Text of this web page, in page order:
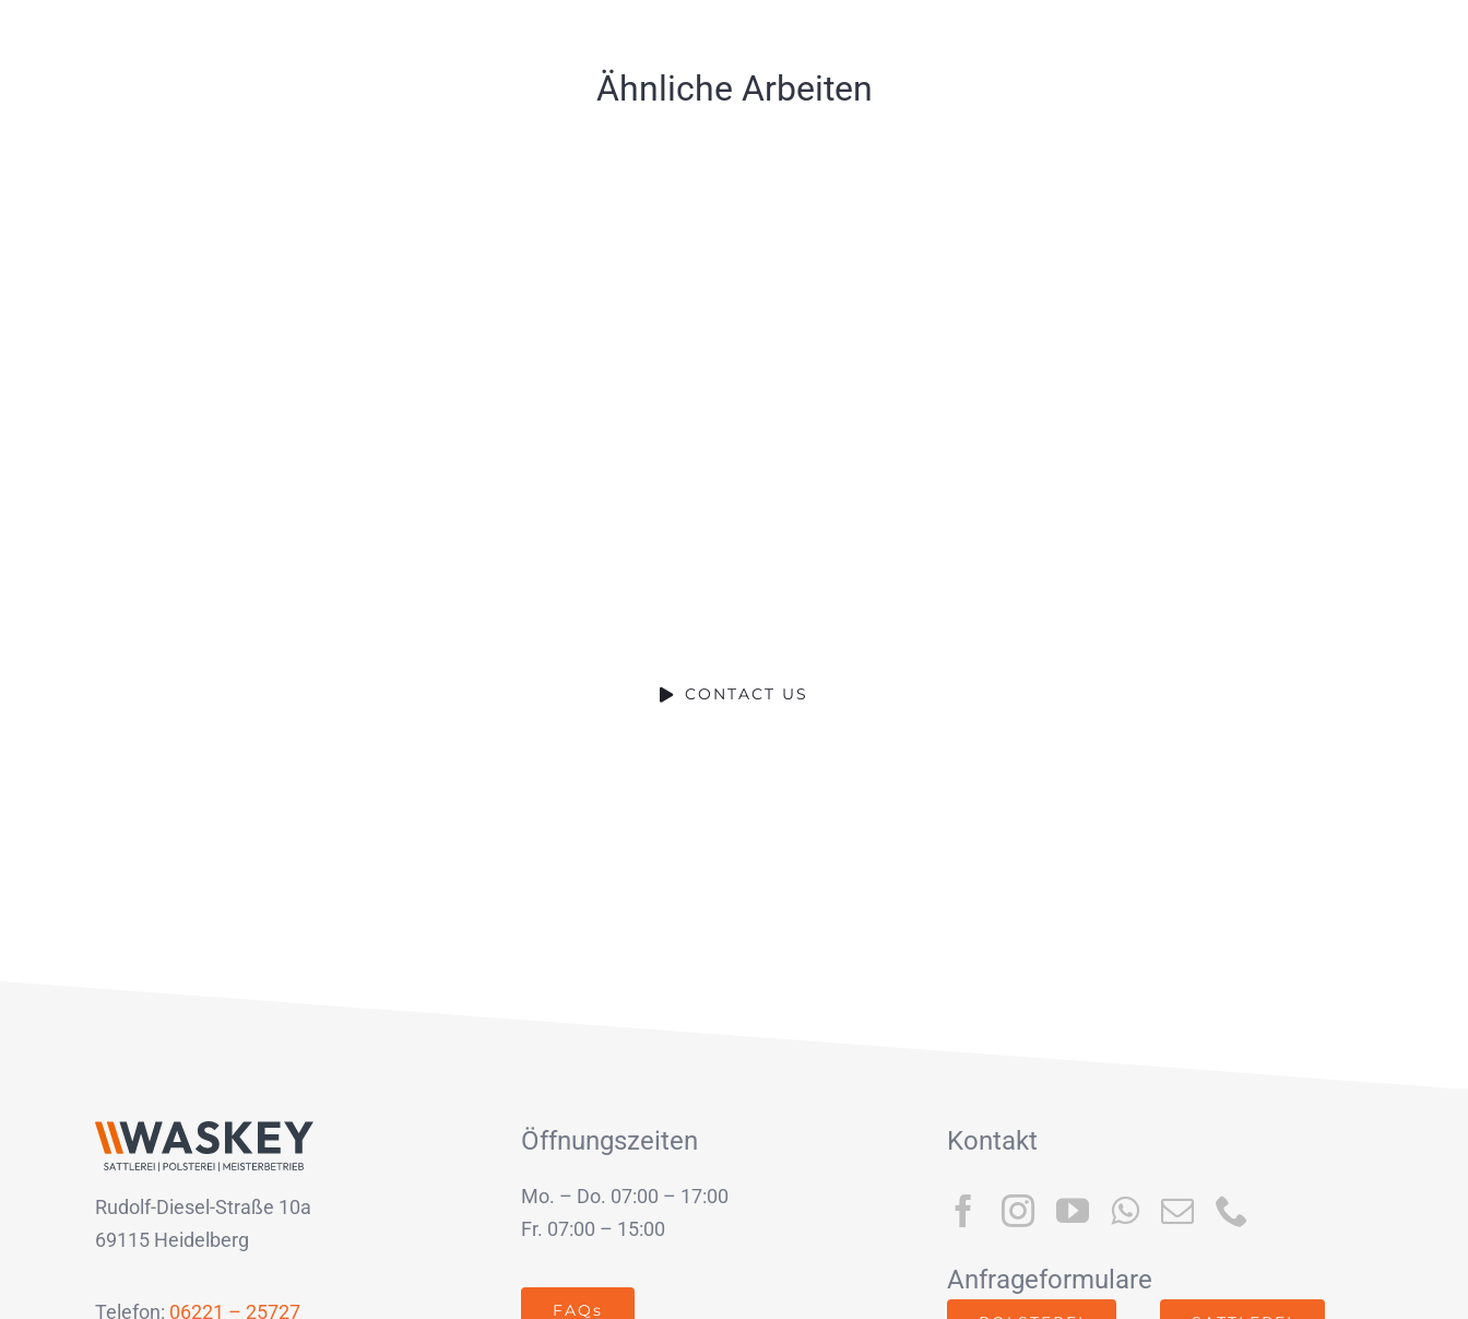
Ähnliche Arbeiten
CONTACT US
Rudolf-Diesel-Straße 10a
69115 Heidelberg
Telefon: 06221 – 25727
Öffnungszeiten
Mo. – Do. 07:00 – 17:00
Fr. 07:00 – 15:00
FAQs
Kontakt
Anfrageformulare